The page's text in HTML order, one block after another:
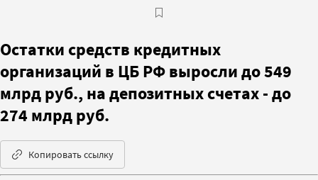
Остатки средств кредитных
организаций в ЦБ РФ выросли до 549
млрд руб., на депозитных счетах - до
274 млрд руб.
Копировать ссылку